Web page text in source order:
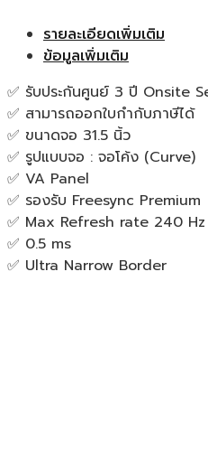
รายละเอียดเพิ่มเติม
ข้อมูลเพิ่มเติม
✅ รับประกันศูนย์ 3 ปี Onsite
✅ สามารถออกใบกำกับภาษีได้
✅ ขนาดจอ 31.5 นิ้ว
✅ รูปแบบจอ : จอโค้ง (Curve)
✅ VA Panel
✅ รองรับ Freesync Premium
✅ Max Refresh rate 240 Hz
✅ 0.5 ms
✅ Ultra Narrow Border